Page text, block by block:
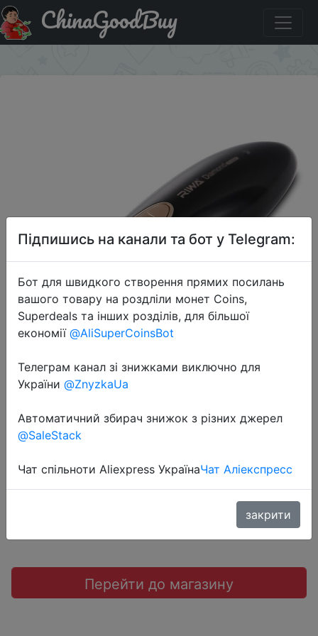
Акція на RIWA RA-555B триммер для носа.
ChinaGoodBuy
2018-06-19
Перейти до магазину
Підпишись на канали та бот у Telegram:
Бот для швидкого створення прямих посилань
вашого товару на роздліли монет Coins,
Superdeals та інших розділів, для більшої
економії @AliSuperCoinsBot
Телеграм канал зі знижками виключно для
України @ZnyzkaUa
Автоматичний збирач знижок з різних джерел
@SaleStack
Чат спільноти Aliexpress УкраїнаЧат Аліекспресс
закрити